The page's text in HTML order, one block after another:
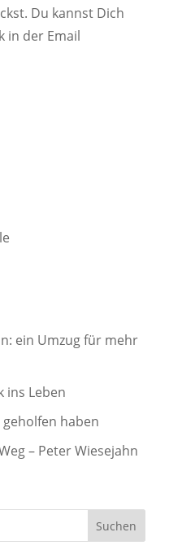
Du kannst Dich
in der Email
ein Umzug für mehr
ins Leben
haben
– Peter Wiesejahn